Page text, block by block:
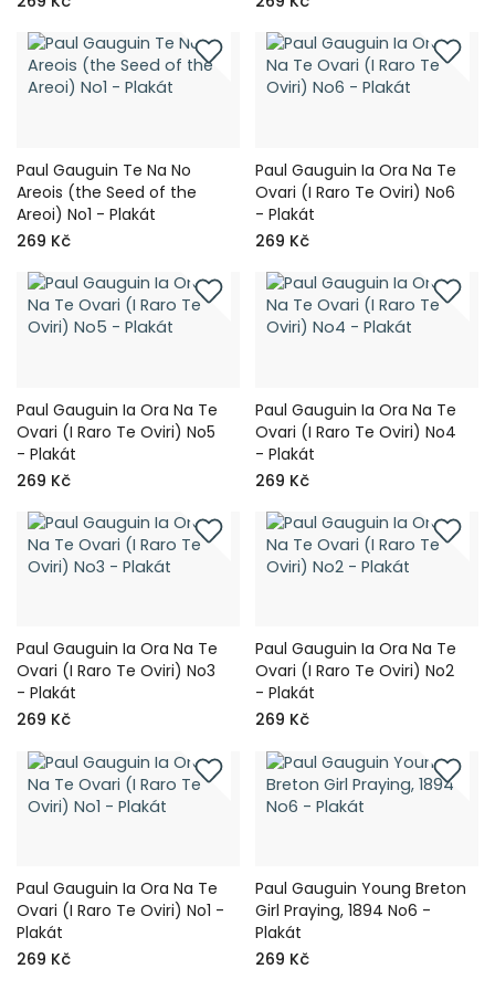
Paul Gauguin Te Na No
Areois (the Seed of the
Areoi) No1 - Plakát
269 Kč
Paul Gauguin Ia Ora Na Te
Ovari (I Raro Te Oviri) No6
- Plakát
269 Kč
Paul Gauguin Ia Ora Na Te
Ovari (I Raro Te Oviri) No5
- Plakát
269 Kč
Paul Gauguin Ia Ora Na Te
Ovari (I Raro Te Oviri) No4
- Plakát
269 Kč
Paul Gauguin Ia Ora Na Te
Ovari (I Raro Te Oviri) No3
- Plakát
269 Kč
Paul Gauguin Ia Ora Na Te
Ovari (I Raro Te Oviri) No2
- Plakát
269 Kč
Paul Gauguin Ia Ora Na Te
Ovari (I Raro Te Oviri) No1 -
Plakát
269 Kč
Paul Gauguin Young Breton
Girl Praying, 1894 No6 -
Plakát
269 Kč